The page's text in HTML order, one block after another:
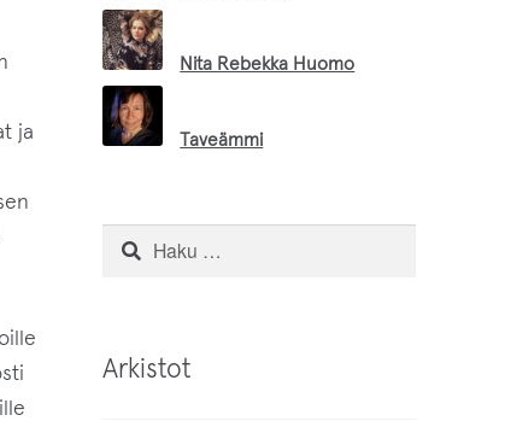
ja
Nita Rebekka Huomo
Taveämmi
Inari Handicrafts
Haku:
Arkistot